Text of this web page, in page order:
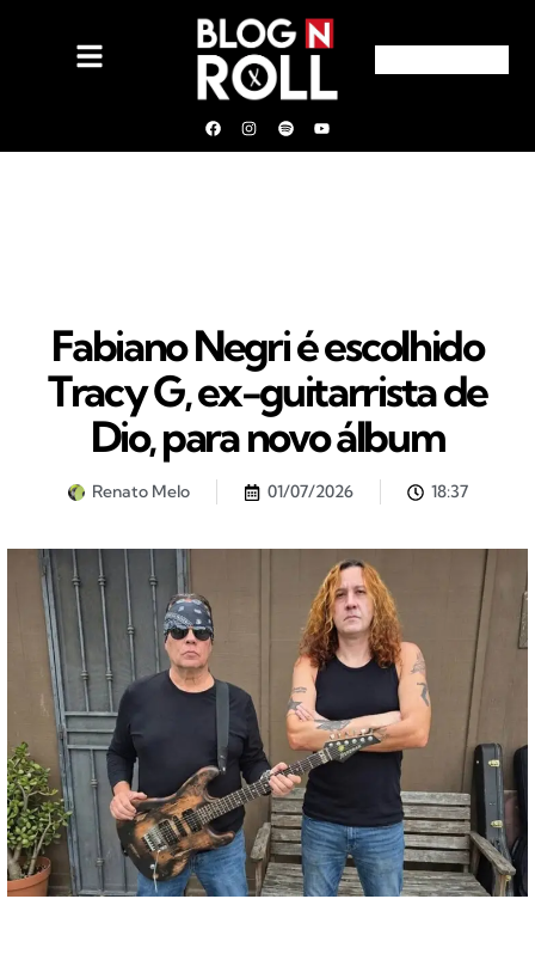
Fabiano Negri é escolhido
Tracy G, ex-guitarrista de
Dio, para novo álbum
Renato Melo 01/07/2026 18:37